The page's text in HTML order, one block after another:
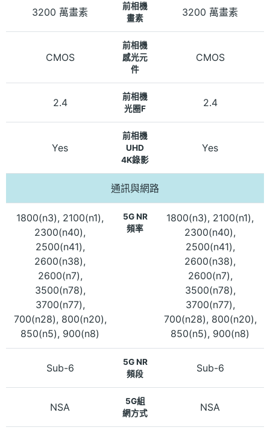
3200 萬畫素
前相機
畫素
3200 萬畫素
CMOS
前相機
感光元
件
CMOS
2.4
前相機
光圈F
2.4
Yes
前相機
UHD
4K錄影
Yes
通訊與網路
1800(n3), 2100(n1),
2300(n40),
2500(n41),
2600(n38),
2600(n7),
3500(n78),
3700(n77),
700(n28), 800(n20),
850(n5), 900(n8)
5G NR
頻率
1800(n3), 2100(n1),
2300(n40),
2500(n41),
2600(n38),
2600(n7),
3500(n78),
3700(n77),
700(n28), 800(n20),
850(n5), 900(n8)
Sub-6
5G NR
頻段
Sub-6
NSA
5G組
網方式
NSA